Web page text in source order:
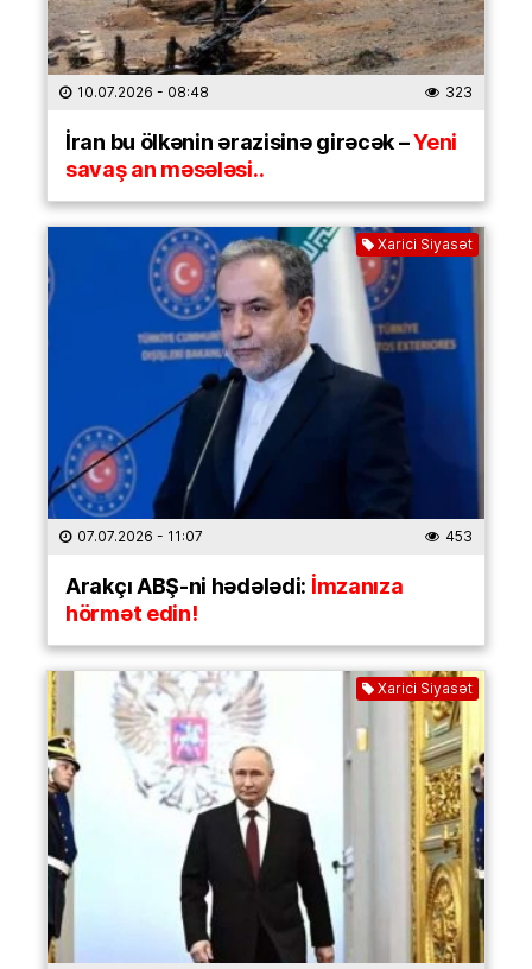
10.07.2026 - 08:48 323
İran bu ölkənin ərazisinə girəcək –Yeni
savaş an məsələsi..
Xarici Siyasət
07.07.2026 - 11:07 453
Arakçı ABŞ-ni hədələdi: İmzanıza
hörmət edin!
Xarici Siyasət